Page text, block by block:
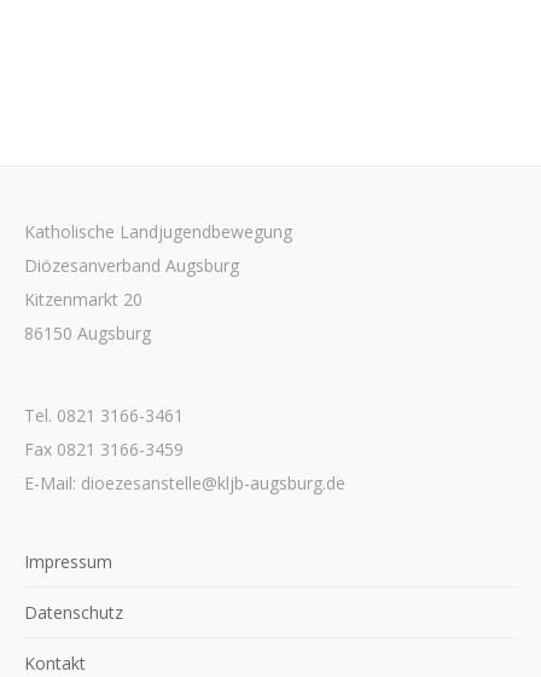
Katholische Landjugendbewegung
Diözesanverband Augsburg
Kitzenmarkt 20
86150 Augsburg
Tel. 0821 3166-3461
Fax 0821 3166-3459
E-Mail: dioezesanstelle@kljb-augsburg.de
Impressum
Datenschutz
Kontakt